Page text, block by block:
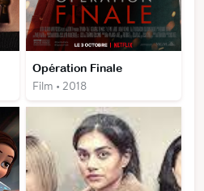
Opération Finale
Film • 2018